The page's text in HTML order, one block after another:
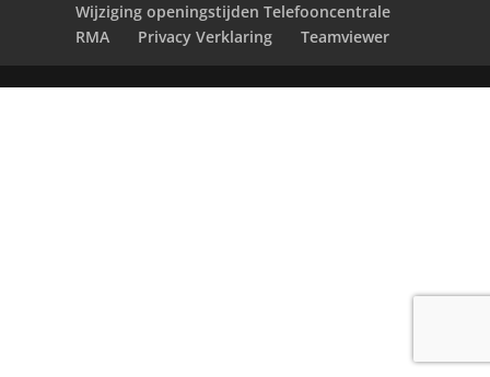
Wijziging openingstijden Telefooncentrale
RMA
Privacy Verklaring Teamviewer